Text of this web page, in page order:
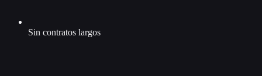
Sin contratos largos